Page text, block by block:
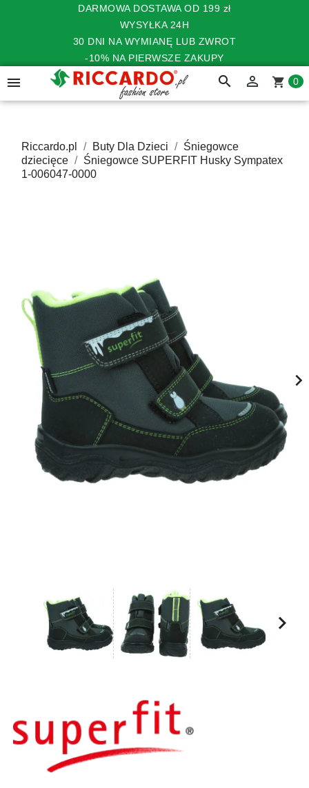
DARMOWA DOSTAWA OD 199 zł
WYSYŁKA 24H
30 DNI NA WYMIANĘ LUB ZWROT
-10% NA PIERWSZE ZAKUPY
 search  shopping_cart 0
Riccardo.pl Buty Dla Dzieci
Śniegowce
dziecięce
Śniegowce SUPERFIT Husky Sympatex
1-006047-0000
